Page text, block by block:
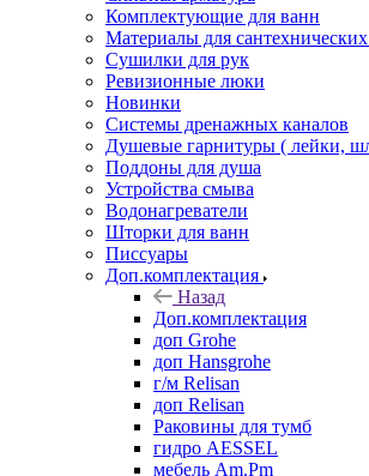
Комплектующие для ванн
Материалы для
Сушилки для рук
Ревизионные люки
Новинки
Системы дренажных каналов
Душевые гарнитуры ( лейки,
Поддоны для душа
Устройства смыва
Водонагреватели
Шторки для ванн
Писсуары
Доп.комплектация
Назад
Доп.комплектация
доп Grohe
доп Hansgrohe
г/м Relisan
доп Relisan
Раковины для тумб
гидро AESSEL
мебель Am.Pm